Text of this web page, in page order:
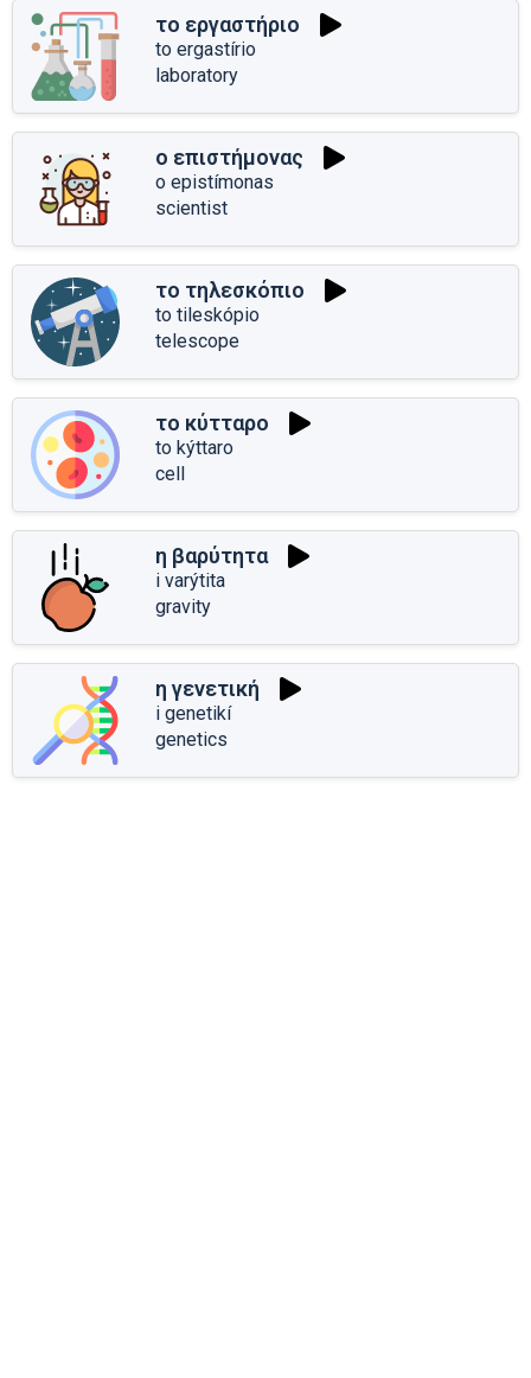
το εργαστήριο
to ergastírio
laboratory
ο επιστήμονας
o epistímonas
scientist
το τηλεσκόπιο
to tileskópio
telescope
το κύτταρο
to kýttaro
cell
η βαρύτητα
i varýtita
gravity
η γενετική
i genetikí
genetics